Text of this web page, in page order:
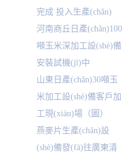
完成 投入生產(chǎn)
河南商丘日產(chǎn)100
噸玉米深加工設(shè)備
安裝試機(jī)中
山東日產(chǎn)30噸玉
米加工設(shè)備客戶加
工現(xiàn)場（圖）
燕麥片生產(chǎn)設
(shè)備發(fā)往廣東清